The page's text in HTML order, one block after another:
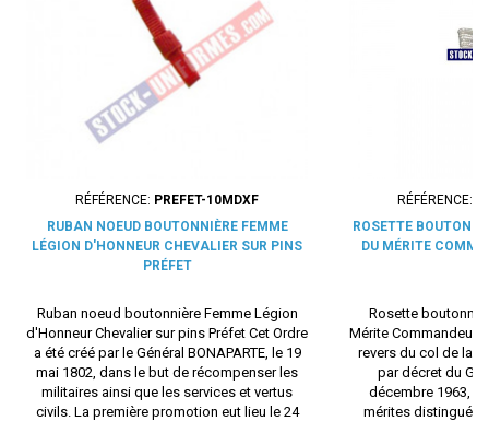
RÉFÉRENCE: PREFET-10MDXF
RUBAN NOEUD BOUTONNIÈRE FEMME
LÉGION D'HONNEUR CHEVALIER SUR PINS
PRÉFET
Ruban noeud boutonnière Femme Légion
d'Honneur Chevalier sur pins Préfet Cet Ordre
a été créé par le Général BONAPARTE, le 19
mai 1802, dans le but de récompenser les
militaires ainsi que les services et vertus
civils. La première promotion eut lieu le 24
RÉFÉRENCE:
ROSETTE
DU MÉRITE
Rosette
Mérite Commandeur
revers du col de la
par décret du
décembre 1963,
mérites distingués